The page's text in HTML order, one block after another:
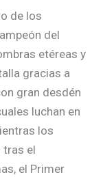
de los
del
etéreas y
gracias a
gran desdén
luchan en
los
tras el
el Primer